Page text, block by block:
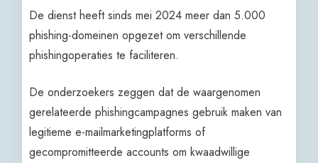
De dienst heeft sinds mei 2024 meer dan 5.000
phishing-domeinen opgezet om verschillende
phishingoperaties te faciliteren.
De onderzoekers zeggen dat de waargenomen
gerelateerde phishingcampagnes gebruik maken van
legitieme e-mailmarketingplatforms of
gecompromitteerde accounts om kwaadwillige